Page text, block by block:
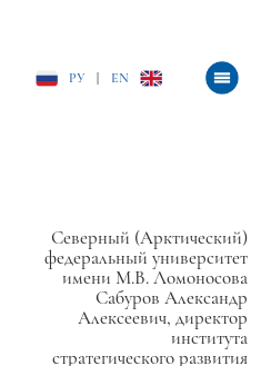
РУ EN
Северный (Арктический)
федеральный университет
имени М.В. Ломоносова
Сабуров Александр
Алексеевич, директор
института
стратегического развития